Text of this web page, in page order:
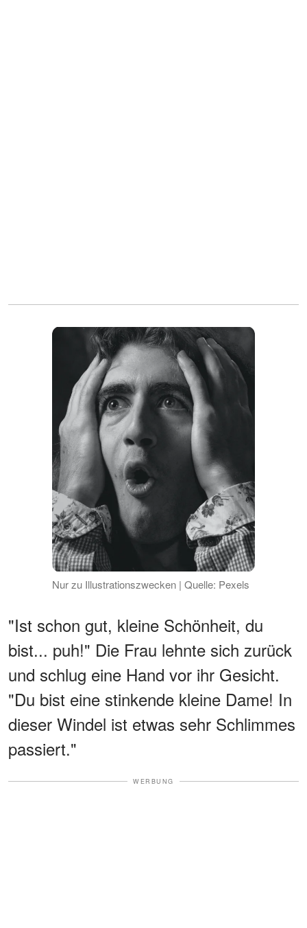
Nur zu Illustrationszwecken | Quelle: Pexels
"Ist schon gut, kleine Schönheit, du
bist... puh!" Die Frau lehnte sich zurück
und schlug eine Hand vor ihr Gesicht.
"Du bist eine stinkende kleine Dame! In
dieser Windel ist etwas sehr Schlimmes
passiert."
WERBUNG